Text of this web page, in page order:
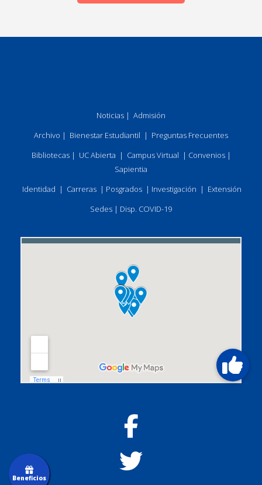
Noticias | Admisión
Archivo | Bienestar Estudiantil | Preguntas Frecuentes
Bibliotecas| UC Abierta | Campus Virtual | Convenios|
Sapientia
Identidad | Carreras | Posgrados | Investigación | Extensión
Sedes | Disp. COVID-19
Beneficios